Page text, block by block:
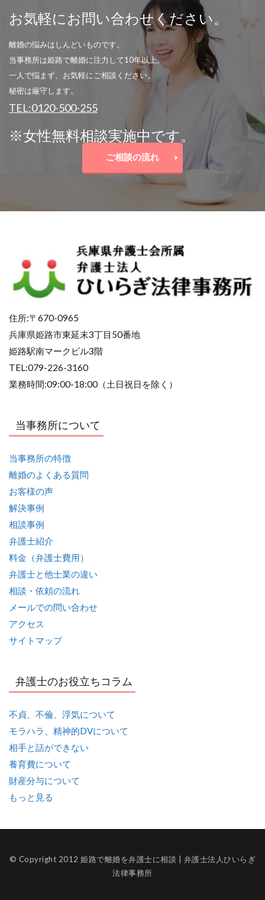
お気軽にお問い合わせください。
離婚の悩みはしんどいものです。
当事務所は姫路で離婚に注力して10年以上。
一人で悩まず、お気軽にご相談ください。
秘密は厳守します。
TEL:0120-500-255
※女性無料相談実施中です。
ご相談の流れ
住所:〒670-0965
兵庫県姫路市東延末3丁目50番地
姫路駅南マークビル3階
TEL:079-226-3160
業務時間:09:00-18:00（土日祝日を除く）
当事務所について
当事務所の特徴
離婚のよくある質問
お客様の声
解決事例
相談事例
弁護士紹介
料金（弁護士費用）
弁護士と他士業の違い
相談・依頼の流れ
メールでの問い合わせ
アクセス
サイトマップ
弁護士のお役立ちコラム
不貞、不倫、浮気について
モラハラ、精神的DVについて
相手と話ができない
養育費について
財産分与について
もっと見る
© Copyright 2012 姫路で離婚を弁護士に相談 | 弁護士法人ひいらぎ
法律事務所